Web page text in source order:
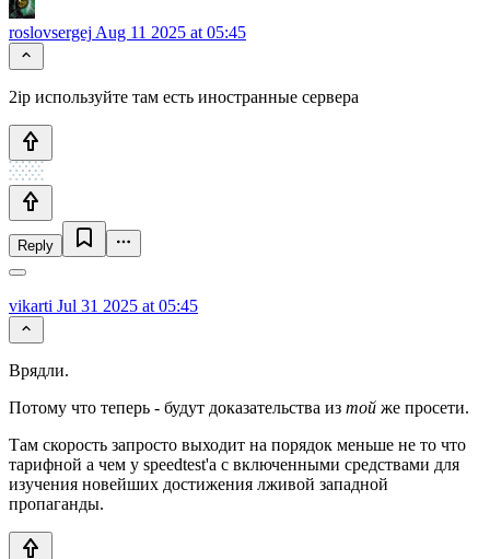
roslovsergej Aug 11 2025 at 05:45
2ip используйте там есть иностранные сервера
Reply
vikarti Jul 31 2025 at 05:45
Врядли.
Потому что теперь - будут доказательства из той же просети.
Там скорость запросто выходит на порядок меньше не то что
тарифной а чем у speedtest'а с включенными средствами для
изучения новейших достижения лживой западной
пропаганды.